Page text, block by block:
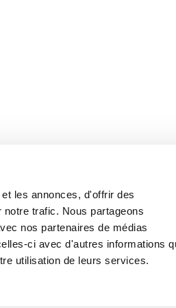
les annonces, d'offrir des
trafic. Nous partageons
nos partenaires de médias
ci avec d'autres informations
utilisation de leurs services.